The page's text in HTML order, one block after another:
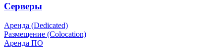
Серверы
Аренда (Dedicated)
Размещение (Colocation)
Аренда ПО